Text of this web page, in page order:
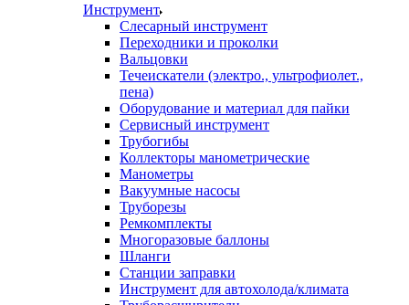
Инструмент
Слесарный инструмент
Переходники и проколки
Вальцовки
Течеискатели (электро., ультрофиолет.,
пена)
Оборудование и материал для пайки
Сервисный инструмент
Трубогибы
Коллекторы манометрические
Манометры
Вакуумные насосы
Труборезы
Ремкомплекты
Многоразовые баллоны
Шланги
Станции заправки
Инструмент для автохолода/климата